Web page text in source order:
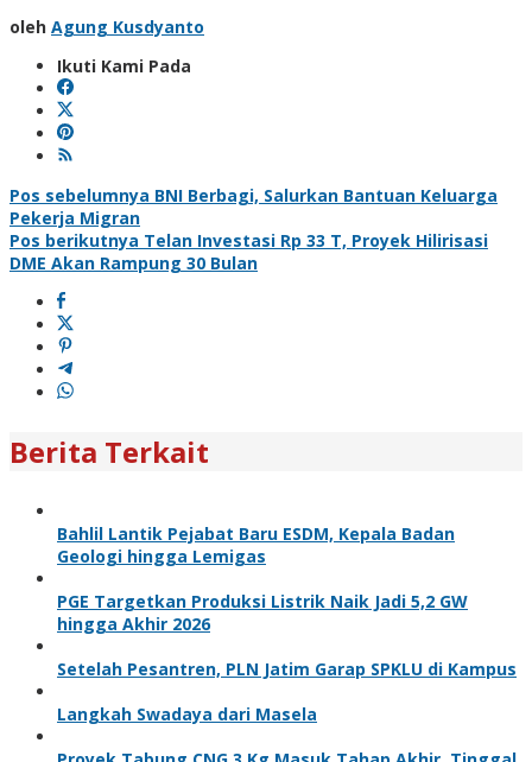
oleh Agung Kusdyanto
Ikuti Kami Pada
Navigasi
pos
Pos sebelumnya BNI Berbagi, Salurkan Bantuan Keluarga
Pekerja Migran
Pos berikutnya Telan Investasi Rp 33 T, Proyek Hilirisasi
DME Akan Rampung 30 Bulan
Berita Terkait
Bahlil Lantik Pejabat Baru ESDM, Kepala Badan
Geologi hingga Lemigas
PGE Targetkan Produksi Listrik Naik Jadi 5,2 GW
hingga Akhir 2026
Setelah Pesantren, PLN Jatim Garap SPKLU di Kampus
Langkah Swadaya dari Masela